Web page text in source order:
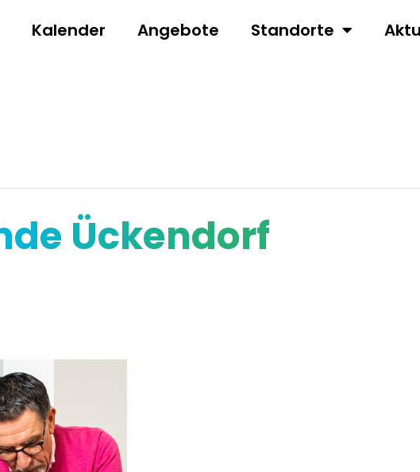
Kalender Angebote Standorte
Ückendorf